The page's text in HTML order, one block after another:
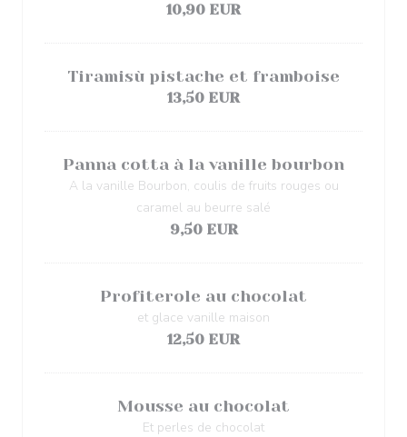
10,90 EUR
Tiramisù pistache et framboise
13,50 EUR
Panna cotta à la vanille bourbon
A la vanille Bourbon, coulis de fruits rouges ou
caramel au beurre salé
9,50 EUR
Profiterole au chocolat
et glace vanille maison
12,50 EUR
Mousse au chocolat
Et perles de chocolat